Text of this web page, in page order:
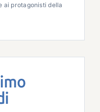
ai protagonisti della